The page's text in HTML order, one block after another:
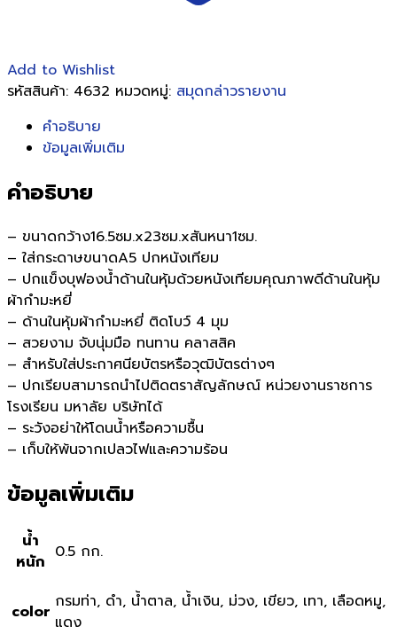
Add to Wishlist
รหัสสินค้า: 4632 หมวดหมู่: สมุดกล่าวรายงาน
คำอธิบาย
ข้อมูลเพิ่มเติม
คำอธิบาย
– ขนาดกว้าง16.5ซม.x23ซม.xสันหนา1ซม.
– ใส่กระดาษขนาดA5 ปกหนังเทียม
– ปกแข็งบุฟองน้ำด้านในหุ้มด้วยหนังเทียมคุณภาพดีด้านในหุ้ม
ผ้ากำมะหยี่
– ด้านในหุ้มผ้ากำมะหยี่ ติดโบว์ 4 มุม
– สวยงาม จับนุ่มมือ ทนทาน คลาสสิค
– สำหรับใส่ประกาศนียบัตรหรือวุฒิบัตรต่างๆ
– ปกเรียบสามารถนำไปติดตราสัญลักษณ์ หน่วยงานราชการ
โรงเรียน มหาลัย บริษัทได้
– ระวังอย่าให้โดนน้ำหรือความชื้น
– เก็บให้พ้นจากเปลวไฟและความร้อน
ข้อมูลเพิ่มเติม
น้ำ
หนัก 0.5 กก.
color กรมท่า, ดำ, น้ำตาล, น้ำเงิน, ม่วง, เขียว, เทา, เลือดหมู,
แดง